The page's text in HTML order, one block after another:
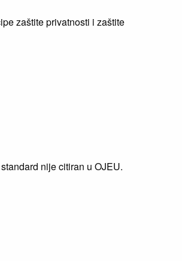
zaštite privatnosti i zaštite
nije citiran u OJEU.